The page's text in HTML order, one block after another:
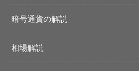
暗号通貨の解説
相場解説